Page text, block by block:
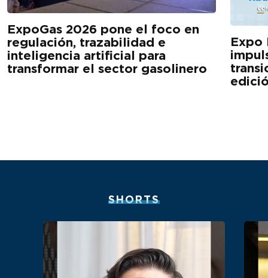
ExpoGas 2026 pone el foco en
regulación, trazabilidad e
inteligencia artificial para
transformar el sector gasolinero
Expo
SHORTS